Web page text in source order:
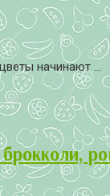
начинают ...